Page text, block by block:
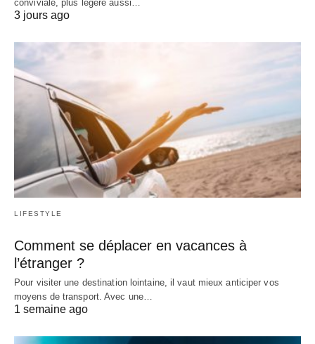
conviviale, plus légère aussi…
3 jours ago
LIFESTYLE
Comment se déplacer en vacances à
l’étranger ?
Pour visiter une destination lointaine, il vaut mieux anticiper vos
moyens de transport. Avec une…
1 semaine ago